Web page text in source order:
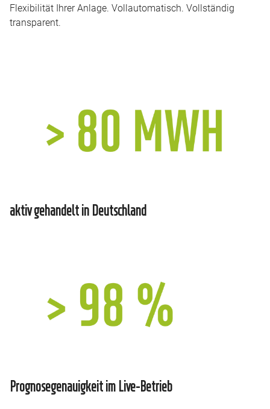
Flexibilität Ihrer Anlage. Vollautomatisch. Vollständig
transparent.
aktiv gehandelt in Deutschland
Prognosegenauigkeit im Live-Betrieb